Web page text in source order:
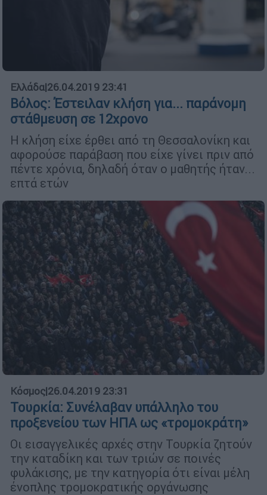
Ελλάδα|26.04.2019 23:41
Βόλος: Έστειλαν κλήση για... παράνομη
στάθμευση σε 12χρονο
Η κλήση είχε έρθει από τη Θεσσαλονίκη και
αφορούσε παράβαση που είχε γίνει πριν από
πέντε χρόνια, δηλαδή όταν ο μαθητής ήταν...
επτά ετών
Κόσμος|26.04.2019 23:31
Τουρκία: Συνέλαβαν υπάλληλο του
προξενείου των ΗΠΑ ως «τρομοκράτη»
Οι εισαγγελικές αρχές στην Τουρκία ζητούν
την καταδίκη και των τριών σε ποινές
φυλάκισης, με την κατηγορία ότι είναι μέλη
ένοπλης τρομοκρατικής οργάνωσης